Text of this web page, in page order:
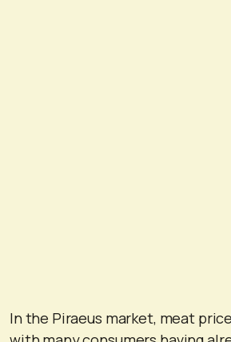
In the Piraeus market, meat